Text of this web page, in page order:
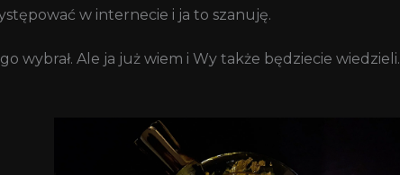
w internecie i ja to szanuję.
wybrał. Ale ja już wiem i Wy także będziecie wiedzieli.